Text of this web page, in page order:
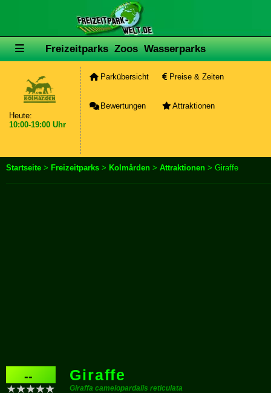
Freizeitparks Zoos Wasserparks
Heute:
10:00-19:00 Uhr
Parkübersicht Preise & Zeiten
Bewertungen Attraktionen
Startseite > Freizeitparks > Kolmården > Attraktionen > Giraffe
-- Giraffe
Giraffa camelopardalis reticulata